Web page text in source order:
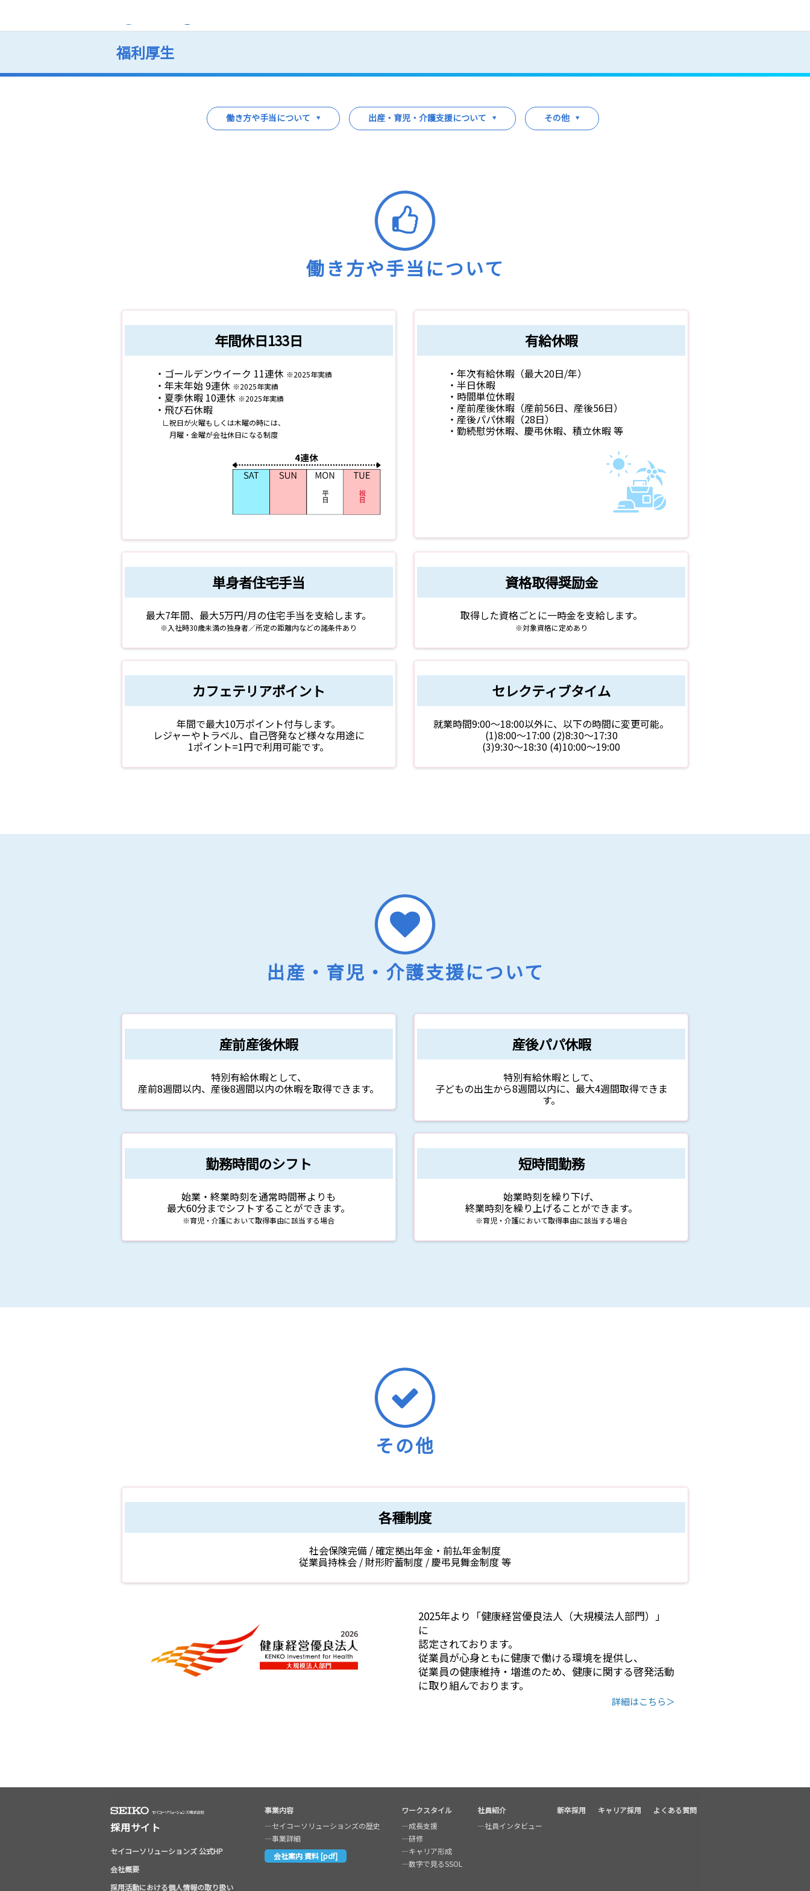
採用サイト 事業内容 ワークスタイル 社員紹介 新卒採用 キャリア採用 よくある質問
福利厚生
働き方や手当について 出産・育児・介護支援について その他
働き方や手当について
年間休日133日
・ゴールデンウイーク 11連休 ※2025年実績
・年末年始 9連休 ※2025年実績
・夏季休暇 10連休 ※2025年実績
・飛び石休暇
∟祝日が火曜もしくは木曜の時には、
月曜・金曜が会社休日になる制度
有給休暇
・年次有給休暇（最大20日/年）
・半日休暇
・時間単位休暇
・産前産後休暇（産前56日、産後56日）
・産後パパ休暇（28日）
・勤続慰労休暇、慶弔休暇、積立休暇 等
単身者住宅手当
最大7年間、最大5万円/月の住宅手当を支給します。
※入社時30歳未満の独身者／所定の距離内などの諸条件あり
資格取得奨励金
取得した資格ごとに一時金を支給します。
※対象資格に定めあり
カフェテリアポイント
年間で最大10万ポイント付与します。
レジャーやトラベル、自己啓発など様々な用途に
1ポイント=1円で利用可能です。
セレクティブタイム
就業時間9:00～18:00以外に、以下の時間に変更可能。
(1)8:00～17:00 (2)8:30～17:30
(3)9:30～18:30 (4)10:00～19:00
出産・育児・介護支援について
産前産後休暇
特別有給休暇として、
産前8週間以内、産後8週間以内の休暇を取得できます。
産後パパ休暇
特別有給休暇として、
子どもの出生から8週間以内に、最大4週間取得できま
す。
勤務時間のシフト
始業・終業時刻を通常時間帯よりも
最大60分までシフトすることができます。
※育児・介護において取得事由に該当する場合
短時間勤務
始業時刻を繰り下げ、
終業時刻を繰り上げることができます。
※育児・介護において取得事由に該当する場合
その他
各種制度
社会保険完備 / 確定拠出年金・前払年金制度
従業員持株会 / 財形貯蓄制度 / 慶弔見舞金制度 等
2025年より「健康経営優良法人（大規模法人部門）」
に
認定されております。
従業員が心身ともに健康で働ける環境を提供し、
従業員の健康維持・増進のため、健康に関する啓発活動
に取り組んでおります。
詳細はこちら＞
採用サイト
セイコーソリューションズ 公式HP
会社概要
採用活動における個人情報の取り扱い
事業内容
―セイコーソリューションズの歴史
―事業詳細
会社案内 資料 [pdf]
ワークスタイル
―成長支援
―研修
―キャリア形成
―数字で見るSSOL
社員紹介
―社員インタビュー
新卒採用 キャリア採用 よくある質問